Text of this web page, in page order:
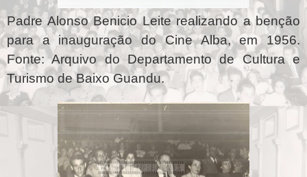
Padre Alonso Benicio Leite realizando a benção
para a inauguração do Cine Alba, em 1956.
Fonte: Arquivo do Departamento de Cultura e
Turismo de Baixo Guandu.